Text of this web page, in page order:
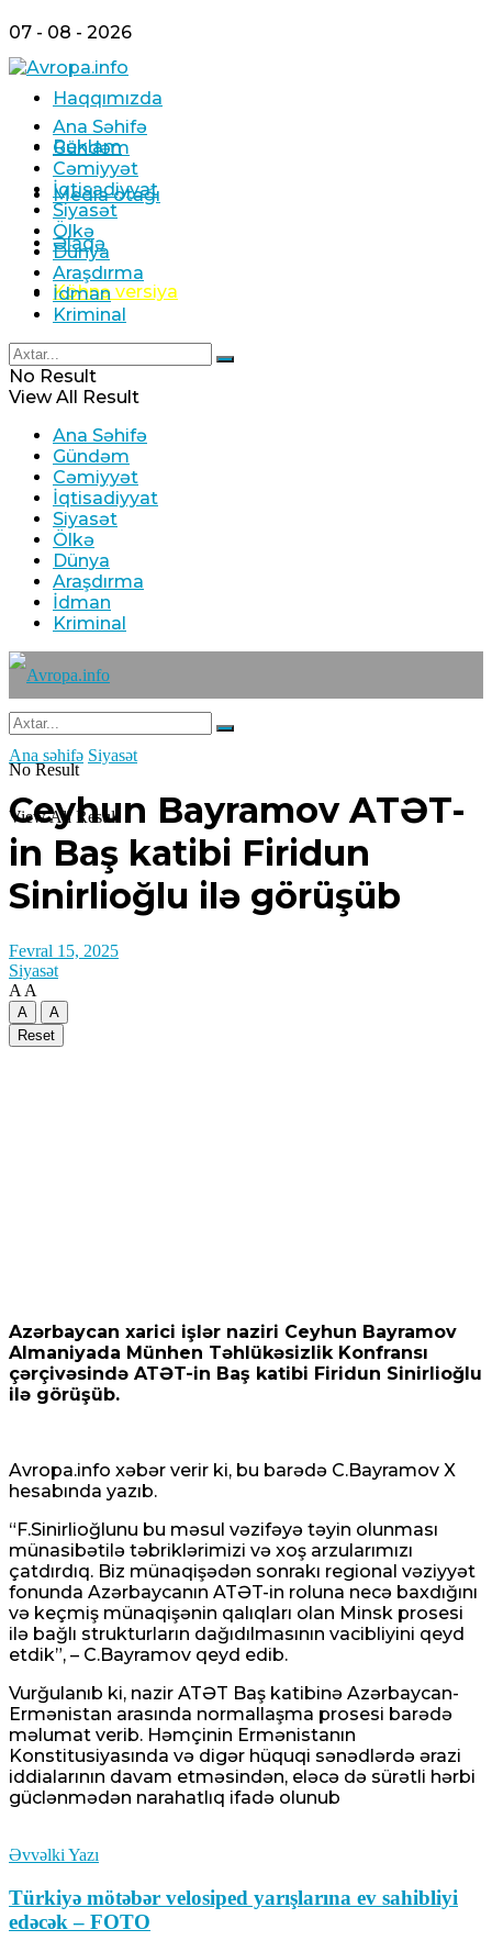
07 - 08 - 2026
Haqqımızda
Reklam
Media otağı
Əlaqə
Köhnə versiya
Ana Səhifə
Gündəm
Cəmiyyət
İqtisadiyyat
Siyasət
Ölkə
Dünya
Araşdırma
İdman
Kriminal
No Result
View All Result
Ana Səhifə
Gündəm
Cəmiyyət
İqtisadiyyat
Siyasət
Ölkə
Dünya
Araşdırma
İdman
Kriminal
No Result
View All Result
Ana səhifə Siyasət
Ceyhun Bayramov ATƏT-
in Baş katibi Firidun
Sinirlioğlu ilə görüşüb
Fevral 15, 2025
Siyasət
A A
A
A
Reset
Azərbaycan xarici işlər naziri Ceyhun Bayramov
Almaniyada Münhen Təhlükəsizlik Konfransı
çərçivəsində ATƏT-in Baş katibi Firidun Sinirlioğlu
ilə görüşüb.
Avropa.info xəbər verir ki, bu barədə C.Bayramov X
hesabında yazıb.
“F.Sinirlioğlunu bu məsul vəzifəyə təyin olunması
münasibətilə təbriklərimizi və xoş arzularımızı
çatdırdıq. Biz münaqişədən sonrakı regional vəziyyət
fonunda Azərbaycanın ATƏT-in roluna necə baxdığını
və keçmiş münaqişənin qalıqları olan Minsk prosesi
ilə bağlı strukturların dağıdılmasının vacibliyini qeyd
etdik”, – C.Bayramov qeyd edib.
Vurğulanıb ki, nazir ATƏT Baş katibinə Azərbaycan-
Ermənistan arasında normallaşma prosesi barədə
məlumat verib. Həmçinin Ermənistanın
Konstitusiyasında və digər hüquqi sənədlərdə ərazi
iddialarının davam etməsindən, eləcə də sürətli hərbi
güclənmədən narahatlıq ifadə olunub
Əvvəlki Yazı
Türkiyə mötəbər velosiped yarışlarına ev sahibliyi
edəcək – FOTO